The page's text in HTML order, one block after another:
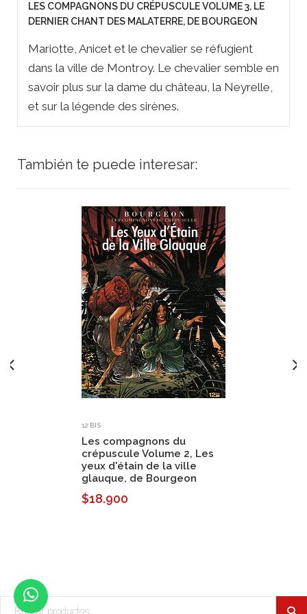
LES COMPAGNONS DU CRÉPUSCULE VOLUME 3, LE
DERNIER CHANT DES MALATERRE, DE BOURGEON
Mariotte, Anicet et le chevalier se réfugient
dans la ville de Montroy. Le chevalier semble en
savoir plus sur la dame du château, la Neyrelle,
et sur la légende des sirènes.
También te puede interesar:
12 BIS
Les compagnons du
crépuscule Volume 2, Les
yeux d'étain de la ville
glauque, de Bourgeon
$18.900